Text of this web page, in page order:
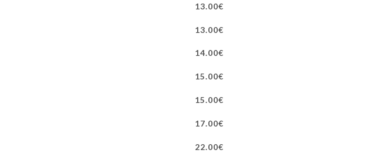
13.00€
13.00€
14.00€
15.00€
15.00€
17.00€
22.00€